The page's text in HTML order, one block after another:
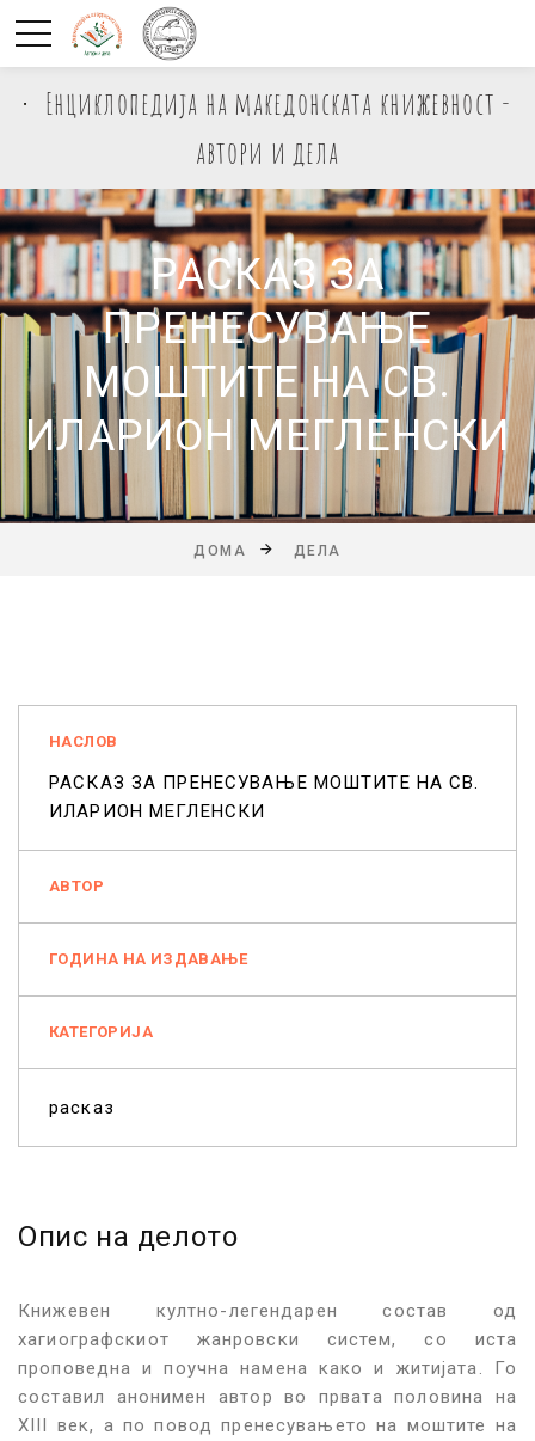
Енциклопедија на македонската книжевност -
автори и дела
РАСКАЗ ЗА
ПРЕНЕСУВАЊЕ
МОШТИТЕ НА СВ.
ИЛАРИОН МЕГЛЕНСКИ
ДОМА ДЕЛА
НАСЛОВ
РАСКАЗ ЗА ПРЕНЕСУВАЊЕ МОШТИТЕ НА СВ.
ИЛАРИОН МЕГЛЕНСКИ
АВТОР
ГОДИНА НА ИЗДАВАЊЕ
КАТЕГОРИЈА
расказ
Опис на делото
Книжевен култно-легендарен состав од
хагиографскиот жанровски систем, со иста
проповедна и поучна намена како и житијата. Го
составил анонимен автор во првата половина на
XIII век, а по повод пренесувањето на моштите на